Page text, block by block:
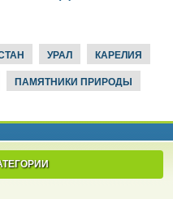
УРАЛ КАРЕЛИЯ
ПАМЯТНИКИ ПРИРОДЫ